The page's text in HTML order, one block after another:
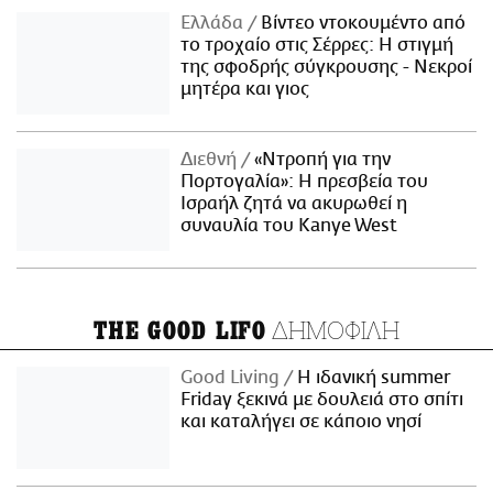
Ελλάδα
Βίντεο ντοκουμέντο από
το τροχαίο στις Σέρρες: Η στιγμή
της σφοδρής σύγκρουσης - Νεκροί
μητέρα και γιος
Διεθνή
«Ντροπή για την
Πορτογαλία»: Η πρεσβεία του
Ισραήλ ζητά να ακυρωθεί η
συναυλία του Kanye West
THE GOOD LIFO ΔΗΜΟΦΙΛΗ
Good Living
Η ιδανική summer
Friday ξεκινά με δουλειά στο σπίτι
και καταλήγει σε κάποιο νησί